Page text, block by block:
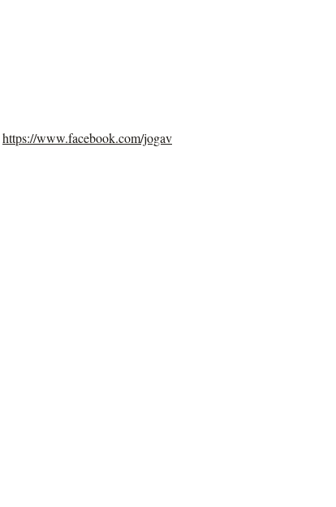
https://www.facebook.com/jogav